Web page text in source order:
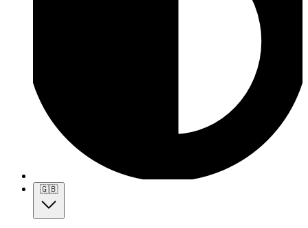
🇬🇧